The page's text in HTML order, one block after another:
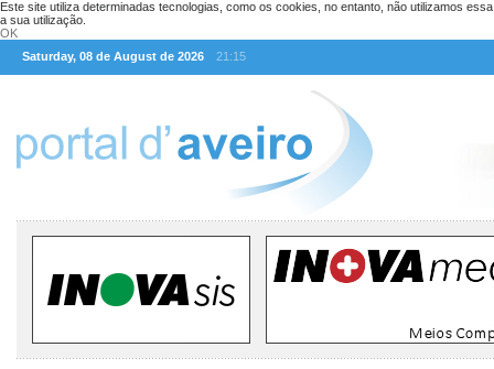
Este site utiliza determinadas tecnologias, como os cookies, no entanto, não utilizamos
a sua utilização.
OK
Saturday, 08 de August de 2026
21:15